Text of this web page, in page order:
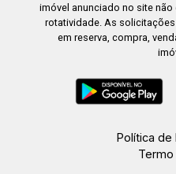
imóvel anunciado no site
rotatividade. As
em reserva, compra,
Política de